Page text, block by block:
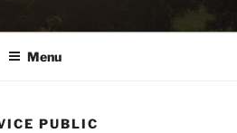
Menu
PUBLIC